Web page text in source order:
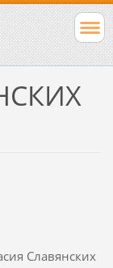
Славянских